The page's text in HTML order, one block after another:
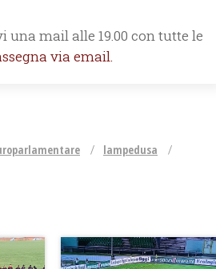
mail alle 19.00 con tutte le
via email.
lampedusa